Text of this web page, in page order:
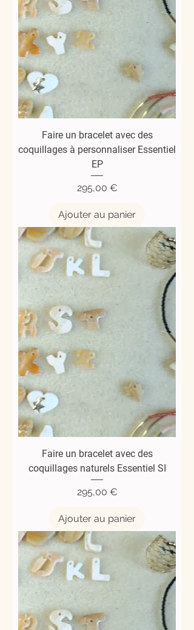
Faire un bracelet avec des
coquillages à personnaliser Essentiel
EP
Prix
295,00 €
Ajouter au panier
Faire un bracelet avec des
coquillages naturels Essentiel SI
Prix
295,00 €
Ajouter au panier